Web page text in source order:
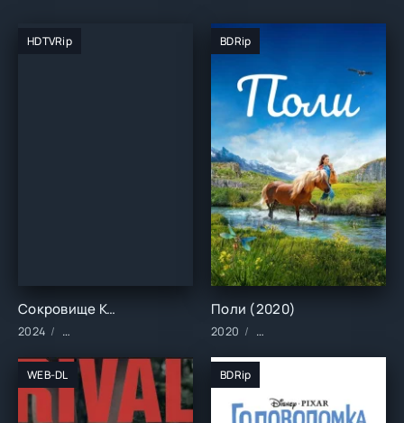
HDTVRip
Сокровище Королёвой Анны (2024)
2024 Сериалы/2024 год/Зарубежные/Русские/Мелодрамы
BDRip
Поли (2020)
2020 Фильмы/2020 год/
WEB-DL BDRip